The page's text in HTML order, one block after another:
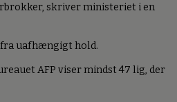
skriver ministeriet i en
uafhængigt hold.
AFP viser mindst 47 lig, der